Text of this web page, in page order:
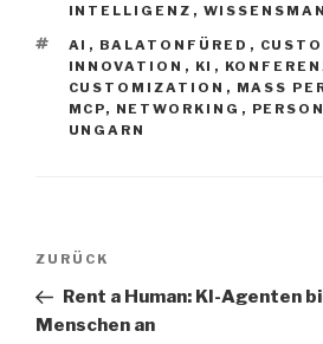
INTELLIGENZ ,
SCHLAGWÖRTER
AI , BALATONFÜRED ,
INNOVATION , KI ,
CUSTOMIZATION , MASS
MCP, NETWORKING ,
UNGARN
Beitrags-
Vorheriger
Beitrag
ZURÜCK
Rent a Human: KI-Agenten
Menschen an